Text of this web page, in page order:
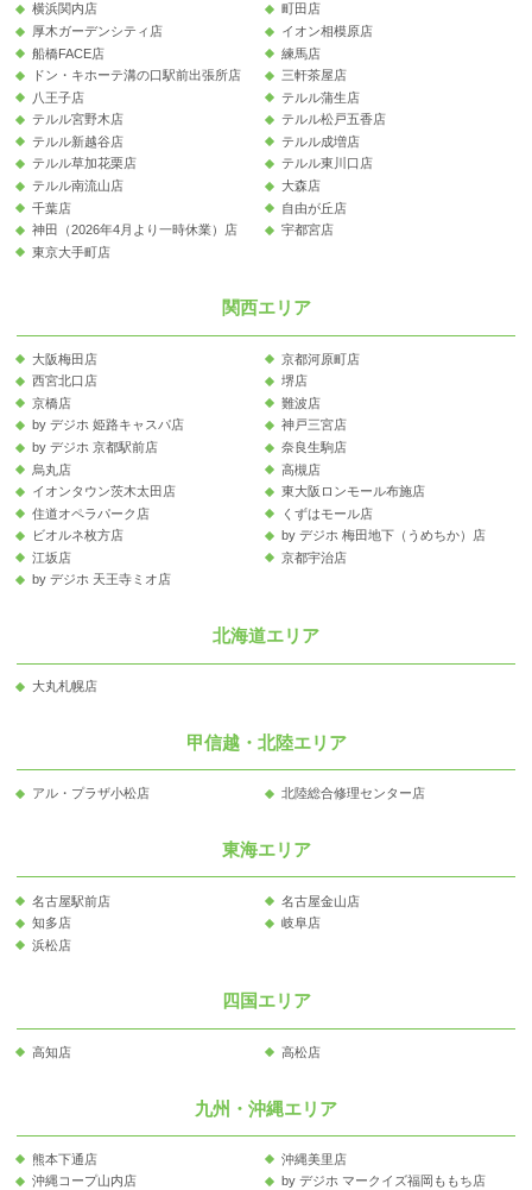
横浜関内店
町田店
厚木ガーデンシティ店
イオン相模原店
船橋FACE店
練馬店
ドン・キホーテ溝の口駅前出張所店
三軒茶屋店
八王子店
テルル蒲生店
テルル宮野木店
テルル松戸五香店
テルル新越谷店
テルル成増店
テルル草加花栗店
テルル東川口店
テルル南流山店
大森店
千葉店
自由が丘店
神田（2026年4月より一時休業）店
宇都宮店
東京大手町店
関西エリア
大阪梅田店
京都河原町店
西宮北口店
堺店
京橋店
難波店
by デジホ 姫路キャスパ店
神戸三宮店
by デジホ 京都駅前店
奈良生駒店
烏丸店
高槻店
イオンタウン茨木太田店
東大阪ロンモール布施店
住道オペラパーク店
くずはモール店
ビオルネ枚方店
by デジホ 梅田地下（うめちか）店
江坂店
京都宇治店
by デジホ 天王寺ミオ店
北海道エリア
大丸札幌店
甲信越・北陸エリア
アル・プラザ小松店 北陸総合修理センター店
東海エリア
名古屋駅前店
名古屋金山店
知多店
岐阜店
浜松店
四国エリア
高知店 高松店
九州・沖縄エリア
熊本下通店
沖縄美里店
沖縄コープ山内店
by デジホ マークイズ福岡ももち店